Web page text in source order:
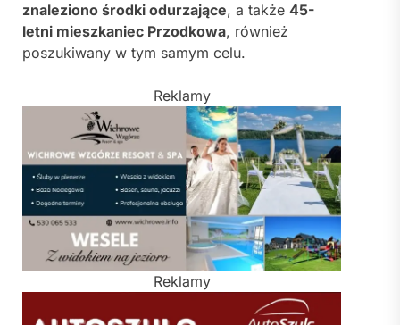
znaleziono środki odurzające, a także 45-
letni mieszkaniec Przodkowa, również
poszukiwany w tym samym celu.
Reklamy
Reklamy